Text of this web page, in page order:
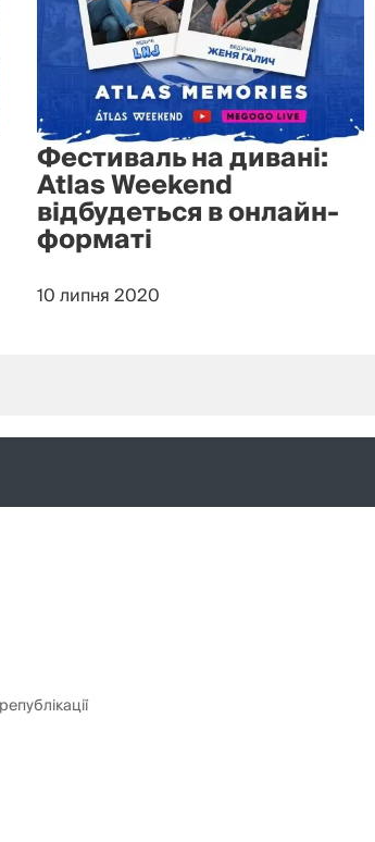
Фестиваль на дивані:
Atlas Weekend
відбудеться в онлайн-
форматі
10 липня 2020